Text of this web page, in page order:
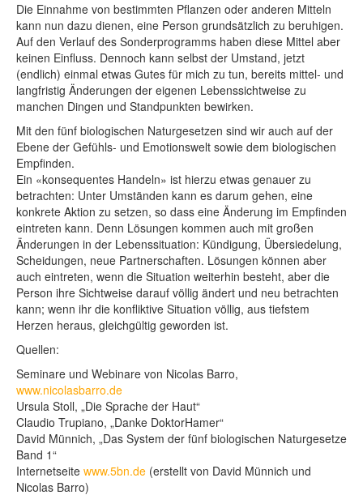
Die Einnahme von bestimmten Pflanzen oder anderen Mitteln
kann nun dazu dienen, eine Person grundsätzlich zu beruhigen.
Auf den Verlauf des Sonderprogramms haben diese Mittel aber
keinen Einfluss. Dennoch kann selbst der Umstand, jetzt
(endlich) einmal etwas Gutes für mich zu tun, bereits mittel- und
langfristig Änderungen der eigenen Lebenssichtweise zu
manchen Dingen und Standpunkten bewirken.
Mit den fünf biologischen Naturgesetzen sind wir auch auf der
Ebene der Gefühls- und Emotionswelt sowie dem biologischen
Empfinden.
Ein «konsequentes Handeln» ist hierzu etwas genauer zu
betrachten: Unter Umständen kann es darum gehen, eine
konkrete Aktion zu setzen, so dass eine Änderung im Empfinden
eintreten kann. Denn Lösungen kommen auch mit großen
Änderungen in der Lebenssituation: Kündigung, Übersiedelung,
Scheidungen, neue Partnerschaften. Lösungen können aber
auch eintreten, wenn die Situation weiterhin besteht, aber die
Person ihre Sichtweise darauf völlig ändert und neu betrachten
kann; wenn ihr die konfliktive Situation völlig, aus tiefstem
Herzen heraus, gleichgültig geworden ist.
Quellen:
Seminare und Webinare von Nicolas Barro,
www.nicolasbarro.de
Ursula Stoll, „Die Sprache der Haut“
Claudio Trupiano, „Danke DoktorHamer“
David Münnich, „Das System der fünf biologischen Naturgesetze
Band 1“
Internetseite www.5bn.de (erstellt von David Münnich und
Nicolas Barro)